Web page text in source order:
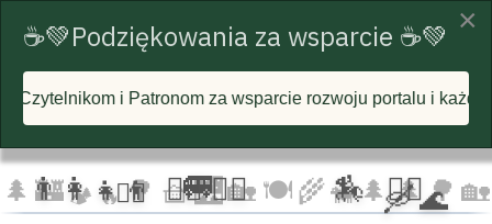
☁️ 🦅
☁️
🦅 🦅 ☁️
🌲 🏰🏕️ 🔥🌳 🧺🌉🏡 🍽️🌾🐄🌲 🌲🌳 🏡
🚐 🚴‍♂️
🏇 🛶 🌊
🚴‍♀️ 🏃‍♂️ 🏃‍♀️
👨‍👩‍👧‍👦
×
☕💚Podziękowania za wsparcie ☕💚
za wsparcie rozwoju portalu i każdą postawioną